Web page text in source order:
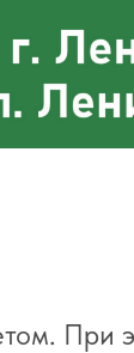
При